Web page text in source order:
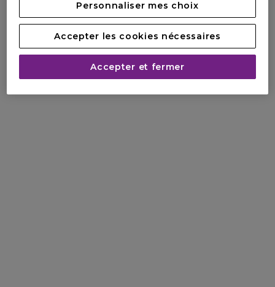
Personnaliser mes choix
Accepter les cookies nécessaires
Accepter et fermer